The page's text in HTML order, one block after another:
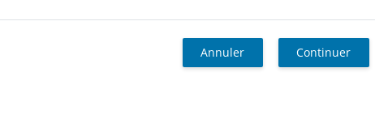
Annuler Continuer